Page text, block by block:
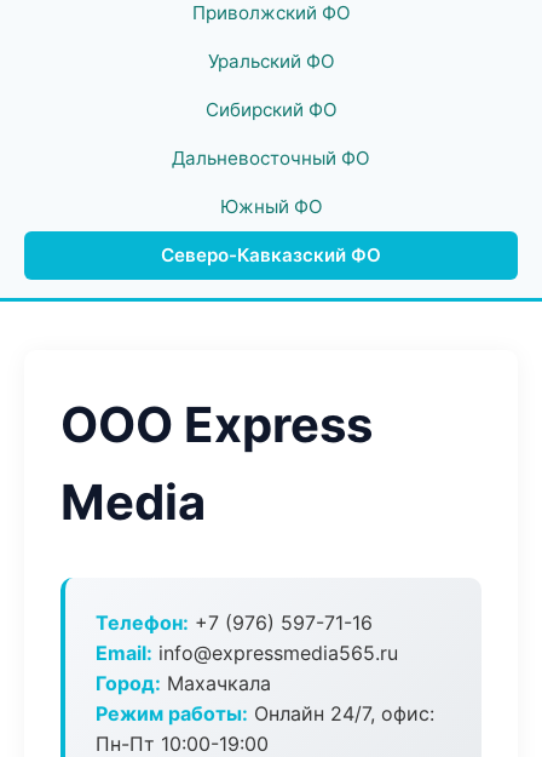
Приволжский ФО
Уральский ФО
Сибирский ФО
Дальневосточный ФО
Южный ФО
Северо-Кавказский ФО
ООО Express
Media
Телефон: +7 (976) 597-71-16
Email: info@expressmedia565.ru
Город: Махачкала
Режим работы: Онлайн 24/7, офис:
Пн-Пт 10:00-19:00